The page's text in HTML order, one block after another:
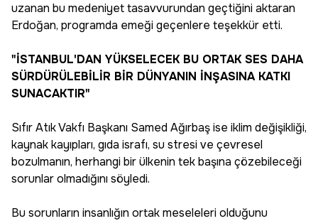
uzanan bu medeniyet tasavvurundan geçtiğini aktaran
Erdoğan, programda emeği geçenlere teşekkür etti.
"İSTANBUL'DAN YÜKSELECEK BU ORTAK SES DAHA
SÜRDÜRÜLEBİLİR BİR DÜNYANIN İNŞASINA KATKI
SUNACAKTIR"
Sıfır Atık Vakfı Başkanı Samed Ağırbaş ise iklim değişikliği,
kaynak kayıpları, gıda israfı, su stresi ve çevresel
bozulmanın, herhangi bir ülkenin tek başına çözebileceği
sorunlar olmadığını söyledi.
Bu sorunların insanlığın ortak meseleleri olduğunu